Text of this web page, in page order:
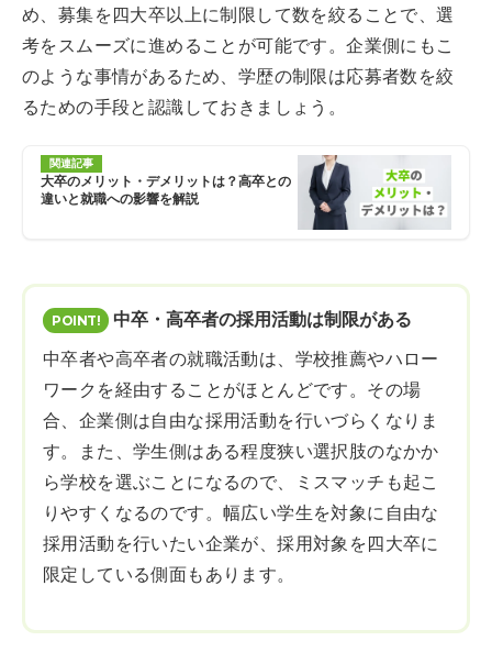
め、募集を四大卒以上に制限して数を絞ることで、選
考をスムーズに進めることが可能です。企業側にもこ
のような事情があるため、学歴の制限は応募者数を絞
るための手段と認識しておきましょう。
関連記事
大卒のメリット・デメリットは？高卒との
違いと就職への影響を解説
中卒・高卒者の採用活動は制限がある
中卒者や高卒者の就職活動は、学校推薦やハロー
ワークを経由することがほとんどです。その場
合、企業側は自由な採用活動を行いづらくなりま
す。また、学生側はある程度狭い選択肢のなかか
ら学校を選ぶことになるので、ミスマッチも起こ
りやすくなるのです。幅広い学生を対象に自由な
採用活動を行いたい企業が、採用対象を四大卒に
限定している側面もあります。